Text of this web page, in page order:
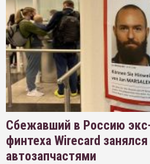
Сбежавший в Россию
финтеха Wirecard
автозапчастями